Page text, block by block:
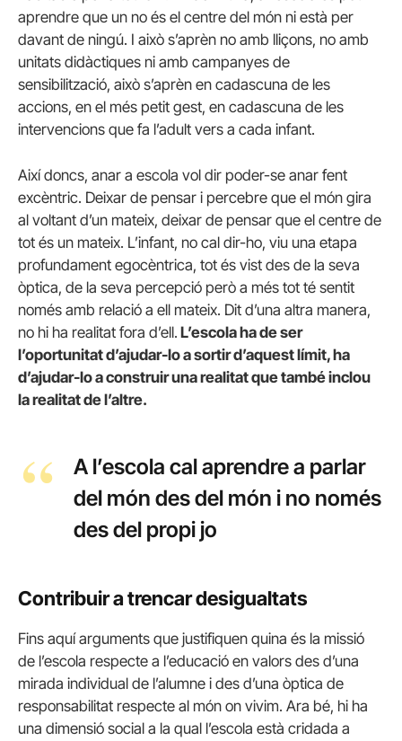
aprendre que un no és el centre del món ni està per
davant de ningú. I això s’aprèn no amb lliçons, no amb
unitats didàctiques ni amb campanyes de
sensibilització, això s’aprèn en cadascuna de les
accions, en el més petit gest, en cadascuna de les
intervencions que fa l’adult vers a cada infant.
Així doncs, anar a escola vol dir poder-se anar fent
excèntric. Deixar de pensar i percebre que el món gira
al voltant d’un mateix, deixar de pensar que el centre de
tot és un mateix. L’infant, no cal dir-ho, viu una etapa
profundament egocèntrica, tot és vist des de la seva
òptica, de la seva percepció però a més tot té sentit
només amb relació a ell mateix. Dit d’una altra manera,
no hi ha realitat fora d’ell. L’escola ha de ser
l’oportunitat d’ajudar-lo a sortir d’aquest límit, ha
d’ajudar-lo a construir una realitat que també inclou
la realitat de l’altre.
A l’escola cal aprendre a parlar
del món des del món i no només
des del propi jo
Contribuir a trencar desigualtats
Fins aquí arguments que justifiquen quina és la missió
de l’escola respecte a l’educació en valors des d’una
mirada individual de l’alumne i des d’una òptica de
responsabilitat respecte al món on vivim. Ara bé, hi ha
una dimensió social a la qual l’escola està cridada a